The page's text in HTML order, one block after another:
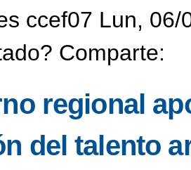
ccef07 Lun, 06/
Comparte:
regional
del talento